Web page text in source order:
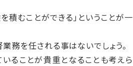
積むことができる」ということが一
務を任される事はないでしょう。
ることが貴重となることも考えら